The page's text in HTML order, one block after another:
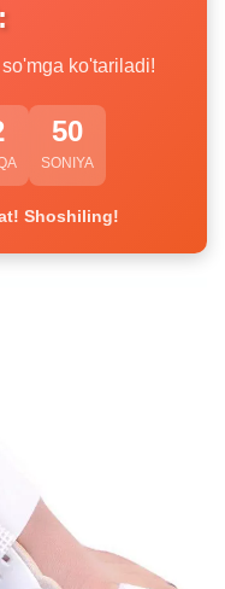
ko'tariladi!
49
SONIYA
Shoshiling!